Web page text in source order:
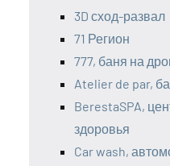
3D сход-развал
71 Регион
777, баня на
Atelier de par,
BerestaSPA,
здоровья
Car wash,